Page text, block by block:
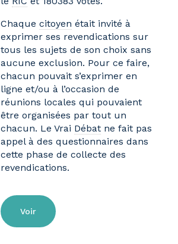
Chaque citoyen était invité à
exprimer ses revendications sur
tous les sujets de son choix sans
aucune exclusion. Pour ce faire,
chacun pouvait s’exprimer en
ligne et/ou à l’occasion de
réunions locales qui pouvaient
être organisées par tout un
chacun. Le Vrai Débat ne fait pas
appel à des questionnaires dans
cette phase de collecte des
revendications.
Voir